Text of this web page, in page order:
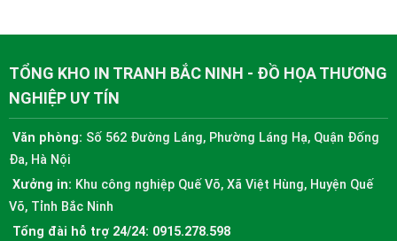
TỔNG KHO IN TRANH BẮC NINH - ĐỒ HỌA THƯƠNG
NGHIỆP UY TÍN
Văn phòng: Số 562 Đường Láng, Phường Láng Hạ, Quận Đống
Đa, Hà Nội
Xưởng in: Khu công nghiệp Quế Võ, Xã Việt Hùng, Huyện Quế
Võ, Tỉnh Bắc Ninh
Tổng đài hỗ trợ 24/24: 0915.278.598